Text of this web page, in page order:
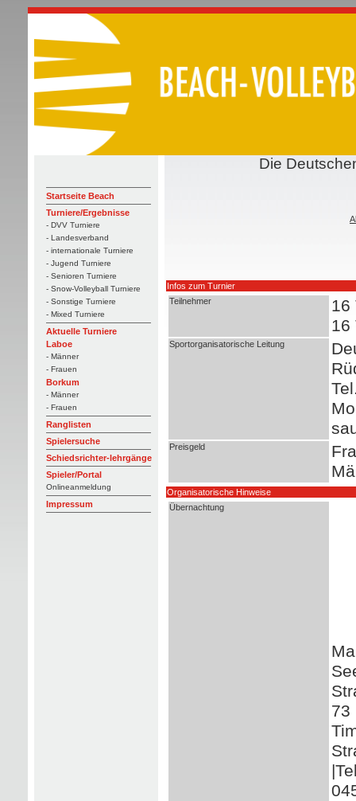
Startseite Beach
Turniere/Ergebnisse
- DVV Turniere
- Landesverband
- internationale Turniere
- Jugend Turniere
- Senioren Turniere
- Snow-Volleyball Turniere
- Sonstige Turniere
- Mixed Turniere
Aktuelle Turniere
Laboe
- Männer
- Frauen
Borkum
- Männer
- Frauen
Ranglisten
Spielersuche
Schiedsrichter-lehrgänge
Spieler/Portal
Onlineanmeldung
Impressum
Die
Infos zum Turnier
Teilnehmer
16
16
Sportorganisatorische Leitung
Preisgeld
Organisatorische Hinweise
Übernachtung
73